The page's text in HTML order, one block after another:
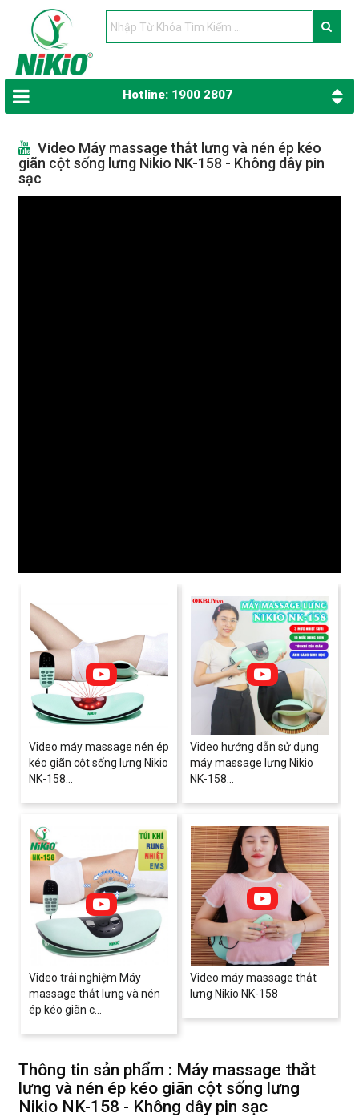
Hotline: 1900 2807
Video Máy massage thắt lưng và nén ép kéo
giãn cột sống lưng Nikio NK-158 - Không dây pin
sạc
Video máy massage nén ép
kéo giãn cột sống lưng Nikio
NK-158...
Video hướng dẫn sử dụng
máy massage lưng Nikio
NK-158...
Video trải nghiệm Máy
massage thắt lưng và nén
ép kéo giãn c...
Video máy massage thắt
lưng Nikio NK-158
Thông tin sản phẩm : Máy massage thắt
lưng và nén ép kéo giãn cột sống lưng
Nikio NK-158 - Không dây pin sạc